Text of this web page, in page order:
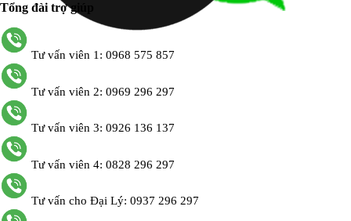
Tổng đài trợ giúp
Tư vấn viên 1: 0968 575 857
Tư vấn viên 2: 0969 296 297
Tư vấn viên 3: 0926 136 137
Tư vấn viên 4: 0828 296 297
Tư vấn cho Đại Lý: 0937 296 297